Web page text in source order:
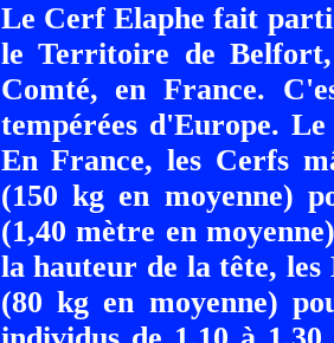
Le Cerf Elaphe fait
le Territoire de Belfort,
Comté, en France.
tempérées d'Europe.
En France, les Cerfs
(150 kg en moyenne)
(1,40 mètre en
la hauteur de la tête, les
(80 kg en moyenne)